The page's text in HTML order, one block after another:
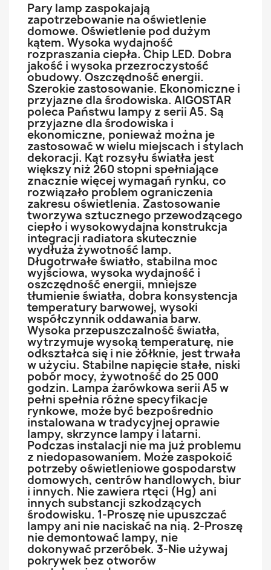
Pary lamp zaspokajają
zapotrzebowanie na oświetlenie
domowe. Oświetlenie pod dużym
kątem. Wysoka wydajność
rozpraszania ciepła. Chip LED. Dobra
jakość i wysoka przezroczystość
obudowy. Oszczędność energii.
Szerokie zastosowanie. Ekonomiczne i
przyjazne dla środowiska. AIGOSTAR
poleca Państwu lampy z serii A5. Są
przyjazne dla środowiska i
ekonomiczne, ponieważ można je
zastosować w wielu miejscach i stylach
dekoracji. Kąt rozsyłu światła jest
większy niż 260 stopni spełniające
znacznie więcej wymagań rynku, co
rozwiązało problem ograniczenia
zakresu oświetlenia. Zastosowanie
tworzywa sztucznego przewodzącego
ciepło i wysokowydajna konstrukcja
integracji radiatora skutecznie
wydłuża żywotność lamp.
Długotrwałe światło, stabilna moc
wyjściowa, wysoka wydajność i
oszczędność energii, mniejsze
tłumienie światła, dobra konsystencja
temperatury barwowej, wysoki
współczynnik oddawania barw.
Wysoka przepuszczalność światła,
wytrzymuje wysoką temperaturę, nie
odkształca się i nie żółknie, jest trwała
w użyciu. Stabilne napięcie stałe, niski
pobór mocy, żywotność do 25 000
godzin. Lampa żarówkowa serii A5 w
pełni spełnia różne specyfikacje
rynkowe, może być bezpośrednio
instalowana w tradycyjnej oprawie
lampy, skrzynce lampy i latarni.
Podczas instalacji nie ma już problemu
z niedopasowaniem. Może zaspokoić
potrzeby oświetleniowe gospodarstw
domowych, centrów handlowych, biur
i innych. Nie zawiera rtęci (Hg) ani
innych substancji szkodzących
środowisku. 1-Proszę nie upuszczać
lampy ani nie naciskać na nią. 2-Proszę
nie demontować lampy, nie
dokonywać przeróbek. 3-Nie używaj
pokrywek bez otworów